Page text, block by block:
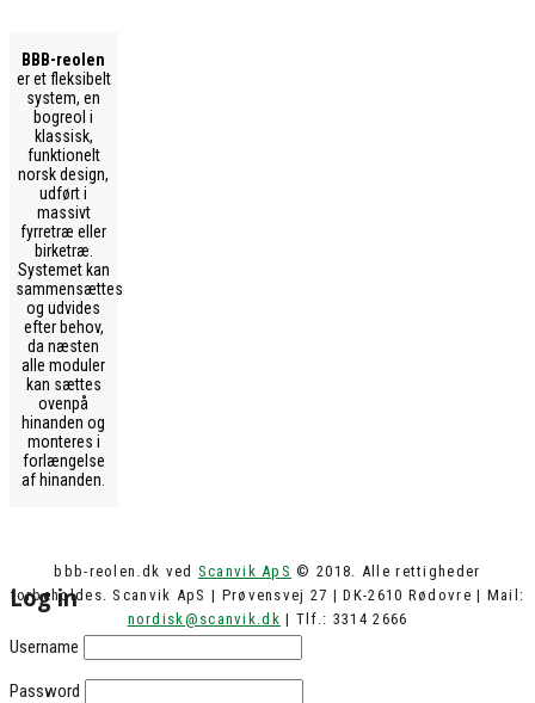
BBB-reolen
er et fleksibelt
system, en
bogreol i
klassisk,
funktionelt
norsk design,
udført i
massivt
fyrretræ eller
birketræ.
Systemet kan
sammensættes
og udvides
efter behov,
da næsten
alle moduler
kan sættes
ovenpå
hinanden og
monteres i
forlængelse
af hinanden.
bbb-reolen.dk ved Scanvik ApS © 2018. Alle rettigheder
forbeholdes. Scanvik ApS | Prøvensvej 27 | DK-2610 Rødovre | Mail:
nordisk@scanvik.dk | Tlf.: 3314 2666
Log in
Username
Password